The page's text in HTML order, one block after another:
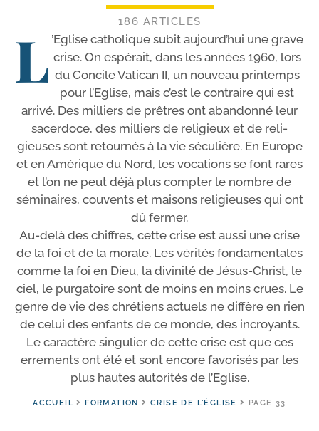
186 ARTICLES
L ’Eglise catho­lique subit aujourd’­hui une grave
crise. On espé­rait, dans les années 1960, lors
du Concile Vatican II, un nou­veau prin­temps
pour l’Eglise, mais c’est le contraire qui est
arri­vé. Des mil­liers de prêtres ont aban­don­né leur
sacer­doce, des mil­liers de reli­gieux et de reli­
gieuses sont retour­nés à la vie sécu­lière. En Europe
et en Amérique du Nord, les voca­tions se font rares
et l’on ne peut déjà plus comp­ter le nombre de
sémi­naires, cou­vents et mai­sons reli­gieuses qui ont
dû fermer.
Au-​delà des chiffres, cette crise est aus­si une crise
de la foi et de la morale. Les véri­tés fon­da­men­tales
comme la foi en Dieu, la divi­ni­té de Jésus-​Christ, le
ciel, le pur­ga­toire sont de moins en moins crues. Le
genre de vie des chré­tiens actuels ne dif­fère en rien
de celui des enfants de ce monde, des incroyants.
Le carac­tère sin­gu­lier de cette crise est que ces
erre­ments ont été et sont encore favo­ri­sés par les
plus hautes auto­ri­tés de l’Eglise.
ACCUEIL FORMATION CRISE DE L'ÉGLISE PAGE 33